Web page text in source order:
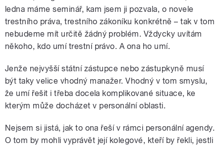
ledna máme seminář, kam jsem ji pozvala, o novele
trestního práva, trestního zákoníku konkrétně – tak v tom
nebudeme mít určitě žádný problém. Vždycky uvítám
někoho, kdo umí trestní právo. A ona ho umí.
Jenže nejvyšší státní zástupce nebo zástupkyně musí
být taky velice vhodný manažer. Vhodný v tom smyslu,
že umí řešit i třeba docela komplikované situace, ke
kterým může docházet v personální oblasti.
Nejsem si jistá, jak to ona řeší v rámci personální agendy.
O tom by mohli vyprávět její kolegové, kteří by řekli, jestli